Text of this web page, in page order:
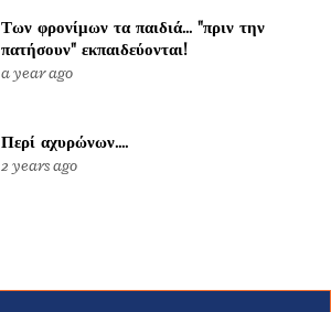
Των φρονίμων τα παιδιά... "πριν την
πατήσουν" εκπαιδεύονται!
a year ago
Περί αχυρώνων....
2 years ago